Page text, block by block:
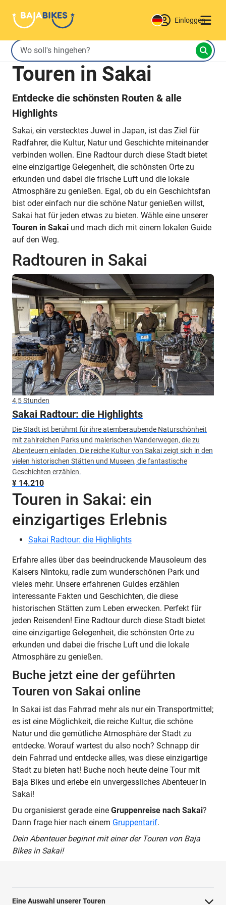
Einloggen
Touren in Sakai
Entdecke die schönsten Routen & alle
Highlights
Sakai, ein verstecktes Juwel in Japan, ist das Ziel für
Radfahrer, die Kultur, Natur und Geschichte miteinander
verbinden wollen. Eine Radtour durch diese Stadt bietet
eine einzigartige Gelegenheit, die schönsten Orte zu
erkunden und dabei die frische Luft und die lokale
Atmosphäre zu genießen. Egal, ob du ein Geschichtsfan
bist oder einfach nur die schöne Natur genießen willst,
Sakai hat für jeden etwas zu bieten. Wähle eine unserer
Touren in Sakai und mach dich mit einem lokalen Guide
auf den Weg.
Radtouren in Sakai
4,5 Stunden
Sakai Radtour: die Highlights
Die Stadt ist berühmt für ihre atemberaubende Naturschönheit
mit zahlreichen Parks und malerischen Wanderwegen, die zu
Abenteuern einladen. Die reiche Kultur von Sakai zeigt sich in den
vielen historischen Stätten und Museen, die fantastische
Geschichten erzählen.
¥ 14.210
Touren in Sakai: ein
einzigartiges Erlebnis
Sakai Radtour: die Highlights
Erfahre alles über das beeindruckende Mausoleum des
Kaisers Nintoku, radle zum wunderschönen Park und
vieles mehr. Unsere erfahrenen Guides erzählen
interessante Fakten und Geschichten, die diese
historischen Stätten zum Leben erwecken. Perfekt für
jeden Reisenden! Eine Radtour durch diese Stadt bietet
eine einzigartige Gelegenheit, die schönsten Orte zu
erkunden und dabei die frische Luft und die lokale
Atmosphäre zu genießen.
Buche jetzt eine der geführten
Touren von Sakai online
In Sakai ist das Fahrrad mehr als nur ein Transportmittel;
es ist eine Möglichkeit, die reiche Kultur, die schöne
Natur und die gemütliche Atmosphäre der Stadt zu
entdecke. Worauf wartest du also noch? Schnapp dir
dein Fahrrad und entdecke alles, was diese einzigartige
Stadt zu bieten hat! Buche noch heute deine Tour mit
Baja Bikes und erlebe ein unvergessliches Abenteuer in
Sakai!
Du organisierst gerade eine Gruppenreise nach Sakai?
Dann frage hier nach einem Gruppentarif.
Dein Abenteuer beginnt mit einer der Touren von Baja
Bikes in Sakai!
Eine Auswahl unserer Touren